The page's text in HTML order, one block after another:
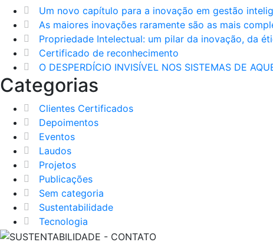
Construtora
ARATAU
SP
Um novo capítulo para a inovação em gestão
As maiores inovações raramente são as mais
Propriedade Intelectual: um pilar da inovação, da
Certificado de reconhecimento
O DESPERDÍCIO INVISÍVEL NOS SISTEMAS DE
Categorias
Clientes Certificados
Depoimentos
Eventos
Laudos
Projetos
Publicações
Sem categoria
Sustentabilidade
Tecnologia